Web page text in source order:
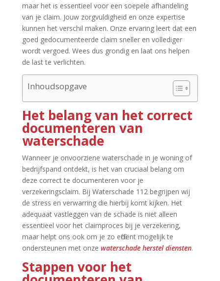
maar het is essentieel voor een soepele afhandeling
van je claim.​ Jouw zorgvuldigheid en onze expertise
kunnen het verschil maken.​ Onze ervaring leert dat een
goed gedocumenteerde claim sneller en vollediger
wordt vergoed.​ Wees dus grondig en laat ons helpen
de last te verlichten.​
Inhoudsopgave
Het belang van het correct
documenteren van
waterschade
Wanneer je onvoorziene waterschade in je woning of
bedrijfspand ontdekt, is het van cruciaal belang om
deze correct te documenteren voor je
verzekeringsclaim.​ Bij Waterschade 112 begrijpen wij
de stress en verwarring die hierbij komt kijken.​ Het
adequaat vastleggen van de schade is niet alleen
essentieel voor het claimproces bij je verzekering,
maar helpt ons ook om je zo efficiënt mogelijk te
ondersteunen met onze waterschade herstel diensten.​
Stappen voor het